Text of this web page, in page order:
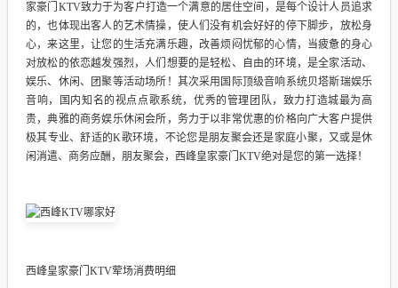
家豪门KTV致力于为客户打造一个满意的居住空间，是每个设计人员追求
的，也体现出客人的艺术情操，使人们没有机会好好的停下脚步，放松身
心，来这里，让您的生活充满乐趣，改善烦闷忧郁的心情，当疲惫的身心
对放松的依恋越发强烈，人们想要的是轻松、自由的环境，是全家活动、
娱乐、休闲、团聚等活动场所！其次采用国际顶级音响系统贝塔斯瑞娱乐
音响，国内知名的视点点歌系统，优秀的管理团队，致力打造城最为高
贵，典雅的商务娱乐休闲会所，务力于以非常优惠的价格向广大客户提供
极其专业、舒适的K歌环境，不论您是朋友聚会还是家庭小聚，又或是休
闲消遣、商务应酬，朋友聚会，西峰皇家豪门KTV绝对是您的第一选择！
西峰皇家豪门KTV荤场消费明细